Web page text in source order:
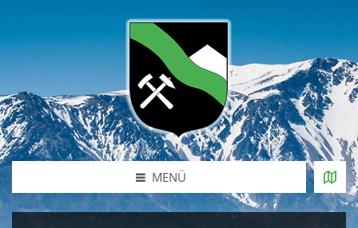
MENÜ